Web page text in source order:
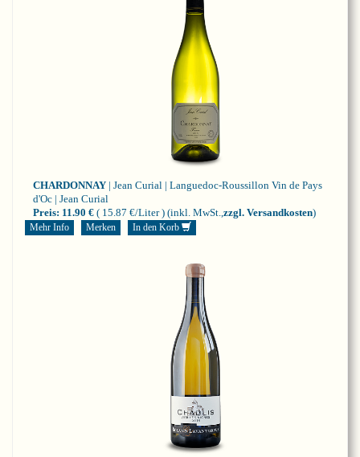
CHARDONNAY | Jean Curial | Languedoc-Roussillon Vin de Pays
d'Oc | Jean Curial
Preis: 11.90 € ( 15.87 €/Liter ) (inkl. MwSt., zzgl. Versandkosten)
Mehr Info Merken In den Korb